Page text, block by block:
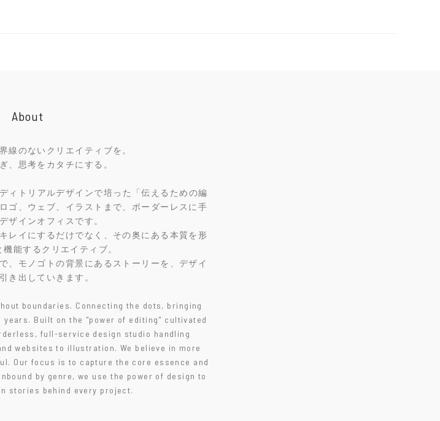
About
線のないクリエイティブを。
、思考をカタチにする。
ィトリアルデザインで培った「伝えるための編
ゴ、ウェブ、イラストまで、ボーダーレスに手
ザインオフィスです。
レイにするだけでなく、その奥にある本質を形
能するクリエイティブ。
、モノゴトの背景にあるストーリーを、デザイ
き出していきます。
boundaries. Connecting the dots, bringing
Built on the "power of editing" cultivated
full-service design studio handling
websites to illustration. We believe in more
Our focus is to capture the core essence and
by genre, we use the power of design to
stories behind every project.